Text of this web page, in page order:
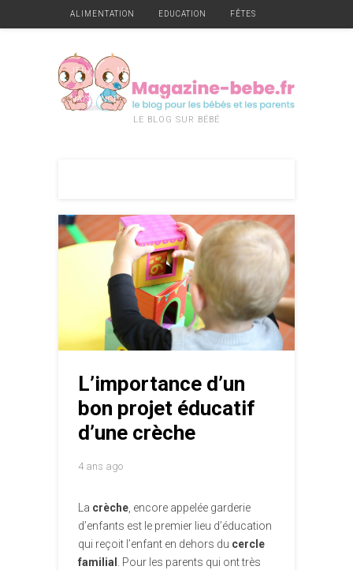
ALIMENTATION EDUCATION FÊTES
JEUX MATÉRIEL
NAISSANCE VÊTEMENTS
LE BLOG SUR BÉBÉ
L’importance d’un
bon projet éducatif
d’une crèche
4 ans ago
La crèche, encore appelée garderie
d’enfants est le premier lieu d’éducation
qui reçoit l’enfant en dehors du cercle
familial . Pour les parents qui ont très